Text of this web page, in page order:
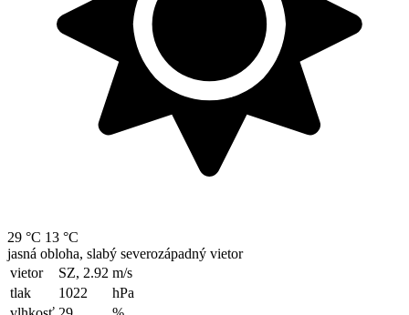
29 °C 13 °C
jasná obloha, slabý severozápadný vietor
vietor
SZ, 2.92 m/s
tlak
1022
hPa